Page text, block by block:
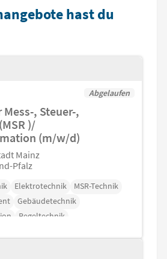
hast du
Abgelaufen
, Steuer-,
)/
(m/w/d)
Mainz
Pfalz
Elektrotechnik
MSR-Technik
Gebäudetechnik
Regeltechnik